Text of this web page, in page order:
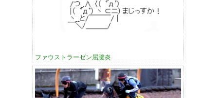
ファウストラーゼン屈腱炎